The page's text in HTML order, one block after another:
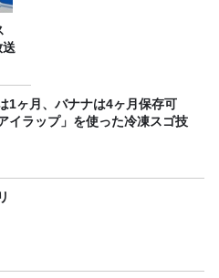
送
1ヶ月、バナナは4ヶ月保存可
イラップ」を使った冷凍スゴ技